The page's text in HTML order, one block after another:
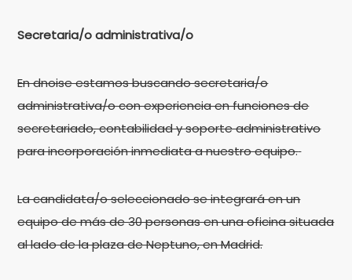
Secretaria/o administrativa/o
En dnoise estamos buscando secretaria/o
administrativa/o con experiencia en funciones de
secretariado, contabilidad y soporte administrativo
para incorporación inmediata a nuestro equipo.
La candidata/o seleccionado se integrará en un
equipo de más de 30 personas en una oficina situada
al lado de la plaza de Neptuno, en Madrid.